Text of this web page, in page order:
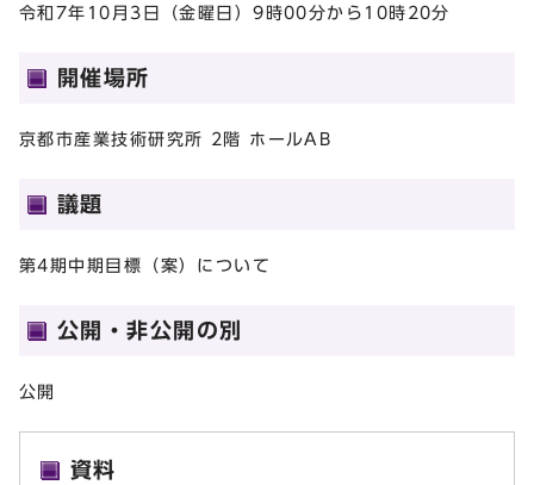
令和7年10月3日（金曜日）9時00分から10時20分
開催場所
京都市産業技術研究所 2階 ホールAB
議題
第4期中期目標（案）について
公開・非公開の別
公開
資料